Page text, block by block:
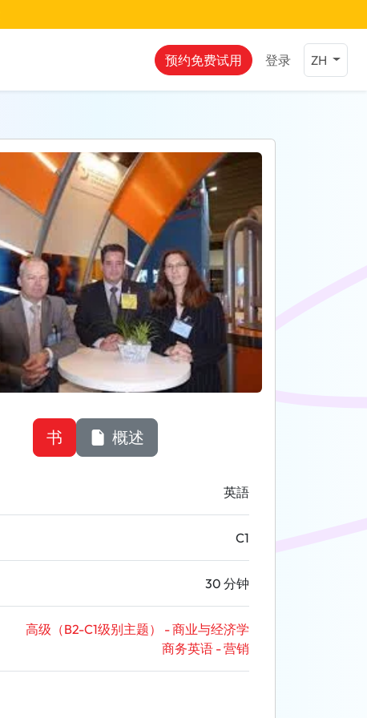
预约免费试用 登录 ZH
书 概述
英語
C1
30 分钟
高级（B2-C1级别主题） - 商业与经济学
商务英语 - 营销